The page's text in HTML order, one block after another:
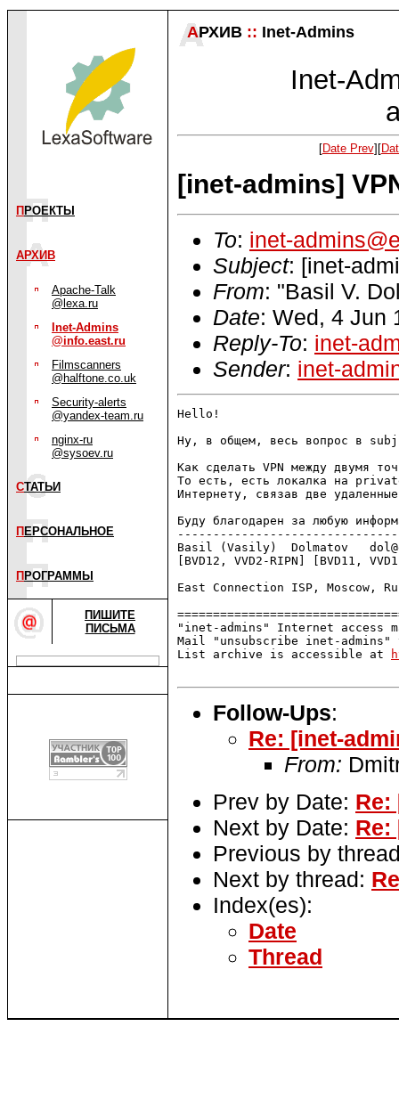
П РОЕКТЫ
АРХИВ
Apache-Talk
@lexa.ru
Inet-Admins
@info.east.ru
Filmscanners
@halftone.co.uk
Security-alerts
@yandex-team.ru
nginx-ru
@sysoev.ru
СТАТЬИ
П ЕРСОНАЛЬНОЕ
П РОГРАММЫ
ПИШИТЕ
ПИСЬМА
АРХИВ :: Inet-Admins
Inet-
[Date Prev][
[inet-admins]
To: inet-
Subject: [inet-
From: "Basil V.
Date: Wed, 4 Jun
Reply-To: inet-
Sender: inet-
Hello!
Ну, в общем, весь вопрос в
Как сделать VPN между двумя
То есть, есть локалка на
Интернету, связав две
Буду благодарен за любую
Basil (Vasily)  Dolmatov
[BVD12, VVD2-RIPN] [BVD11,
East Connection ISP, Moscow,
"inet-admins" Internet access
Mail "unsubscribe inet-
List archive is accessible at
Follow-Ups:
Re: [inet-
From:
Prev by Date: Re:
Next by Date: Re:
Previous by
Next by thread:
Index(es):
Date
Thread